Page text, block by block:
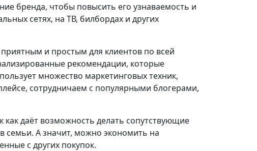
бренда, чтобы повысить его узнаваемость и
сетях, на ТВ, билбордах и других
и простым для клиентов по всей
рекомендации, которые
множество маркетинговых техник,
сотрудничаем с популярными блогерами,
даёт возможность делать сопутствующие
семьи. А значит, можно экономить на
с других покупок.